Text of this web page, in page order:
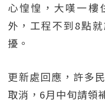
心惶惶，大嘆一樓
外，工程不到8點
擾。
更新處回應，許多
取消，6月中旬請領